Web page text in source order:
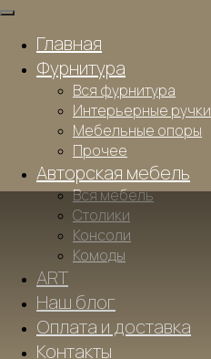
Главная
Фурнитура
Вся фурнитура
Интерьерные ручки
Мебельные опоры
Прочее
Авторская мебель
Вся мебель
Столики
Консоли
Комоды
ART
Наш блог
Оплата и доставка
Контакты